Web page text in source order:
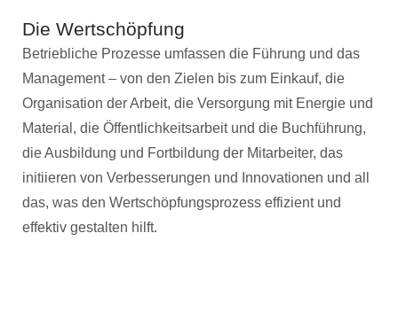
Die Wertschöpfung
Betriebliche Prozesse umfassen die Führung und das
Management – von den Zielen bis zum Einkauf, die
Organisation der Arbeit, die Versorgung mit Energie und
Material, die Öffentlichkeitsarbeit und die Buchführung,
die Ausbildung und Fortbildung der Mitarbeiter, das
initiieren von Verbesserungen und Innovationen und all
das, was den Wertschöpfungsprozess effizient und
effektiv gestalten hilft.